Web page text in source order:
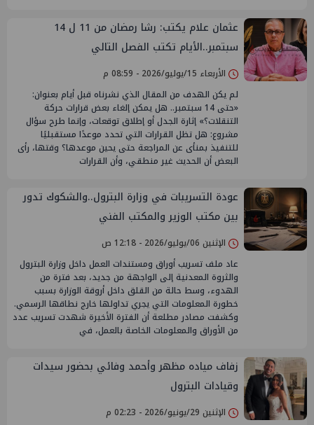
عثمان علام يكتب: رشا رمضان من 11 ل 14
سبتمبر..الأيام تكتب الفصل التالي
الأربعاء 15/يوليو/2026 - 08:59 م
لم يكن الهدف من المقال الذي نشرناه قبل أيام بعنوان:
«حتى 14 سبتمبر.. هل يمكن إلغاء بعض قرارات حركة
التنقلات؟» إثارة الجدل أو إطلاق توقعات، وإنما طرح سؤال
مشروع: هل تظل القرارات التي تحدد موعدًا مستقبليًا
للتنفيذ بمنأى عن المراجعة حتى يحين موعدها؟ وقتها، رأى
البعض أن الحديث غير منطقي، وأن القرارات
عودة التسريبات في وزارة البترول..والشكوك تدور
بين مكتب الوزير والمكتب الفني
الإثنين 06/يوليو/2026 - 12:18 ص
عاد ملف تسريب أوراق ومستندات العمل داخل وزارة البترول
والثروة المعدنية إلى الواجهة من جديد، بعد فترة من
الهدوء، وسط حالة من القلق داخل أروقة الوزارة بسبب
خطورة المعلومات التي يجري تداولها خارج نطاقها الرسمي.
وكشفت مصادر مطلعة أن الفترة الأخيرة شهدت تسريب عدد
من الأوراق والمعلومات الخاصة بالعمل، في
زفاف مياده مظهر وأحمد وفائي بحضور سيدات
وقيادات البترول
الإثنين 29/يونيو/2026 - 02:23 م